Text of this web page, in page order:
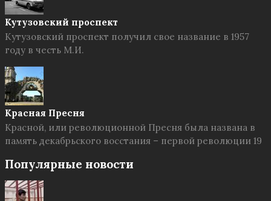
Кутузовский проспект
Кутузовский проспект получил свое название в 1957
году в честь М.И.
Красная Пресня
Красной, или революционной Пресня была названа в
память декабрьского восстания – первой революции 19
Популярные новости